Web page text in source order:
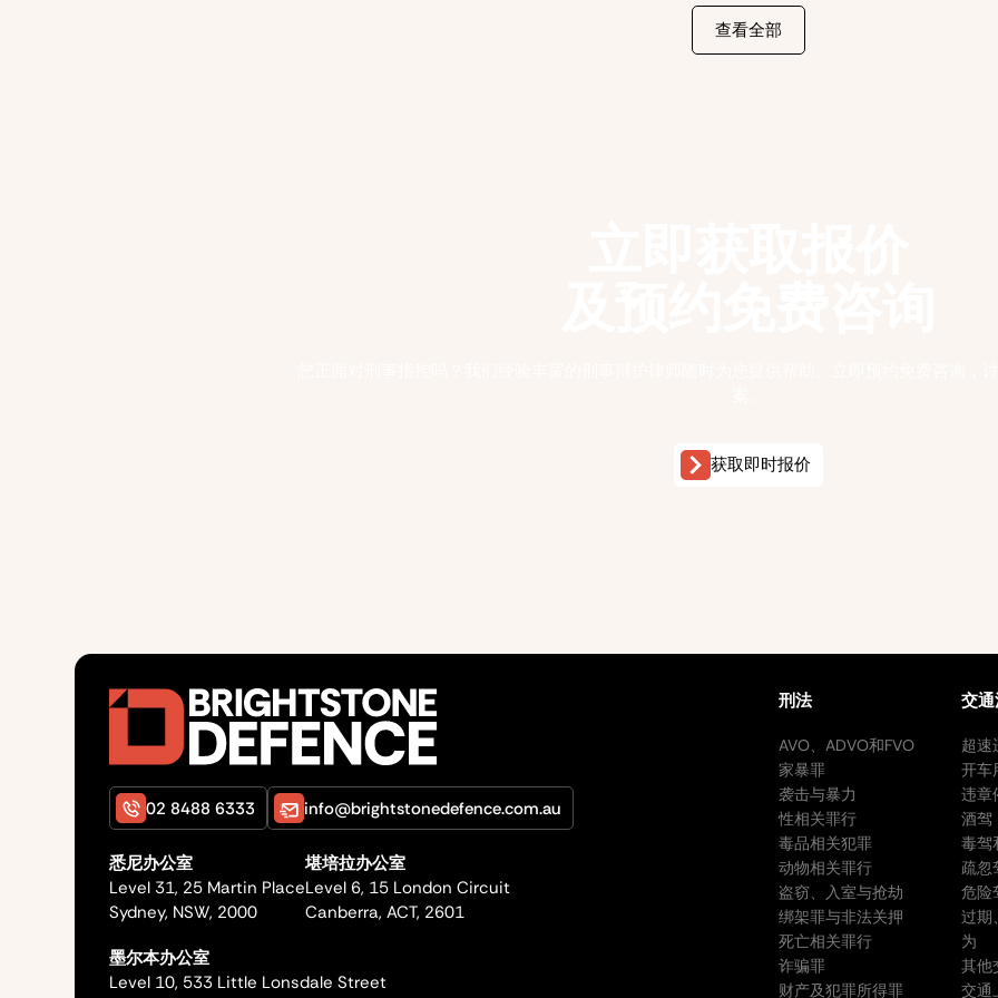
查看全部
获取即时报价
02 8488 6333 info@brightstonedefence.com.au
悉尼办公室
Level 31, 25 Martin Place
Sydney, NSW, 2000
堪培拉办公室
Level 6, 15 London Circuit
Canberra, ACT, 2601
墨尔本办公室
Level 10, 533 Little Lonsdale Street
刑法
AVO、ADVO和FVO
家暴罪
袭击与暴力
性相关罪行
毒品相关犯罪
动物相关罪行
盗窃、入室与抢劫
绑架罪与非法关押
死亡相关罪行
诈骗罪
财产及犯罪所得罪
交
超速
开车
违章
酒驾
毒驾
疏忽
危险
过期
为
其他
交通